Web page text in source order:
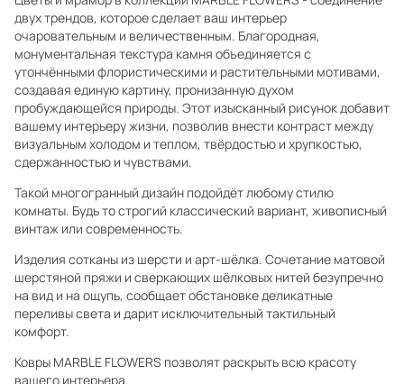
двух трендов, которое сделает ваш интерьер
очаровательным и величественным. Благородная,
монументальная текстура камня объединяется с
утончёнными флористическими и растительными мотивами,
создавая единую картину, пронизанную духом
пробуждающейся природы. Этот изысканный рисунок добавит
вашему интерьеру жизни, позволив внести контраст между
визуальным холодом и теплом, твёрдостью и хрупкостью,
сдержанностью и чувствами.
Такой многогранный дизайн подойдёт любому стилю
комнаты. Будь то строгий классический вариант, живописный
винтаж или современность.
Изделия сотканы из шерсти и арт-шёлка. Сочетание матовой
шерстяной пряжи и сверкающих шёлковых нитей безупречно
на вид и на ощупь, сообщает обстановке деликатные
переливы света и дарит исключительный тактильный
комфорт.
Ковры MARBLE FLOWERS позволят раскрыть всю красоту
вашего интерьера.